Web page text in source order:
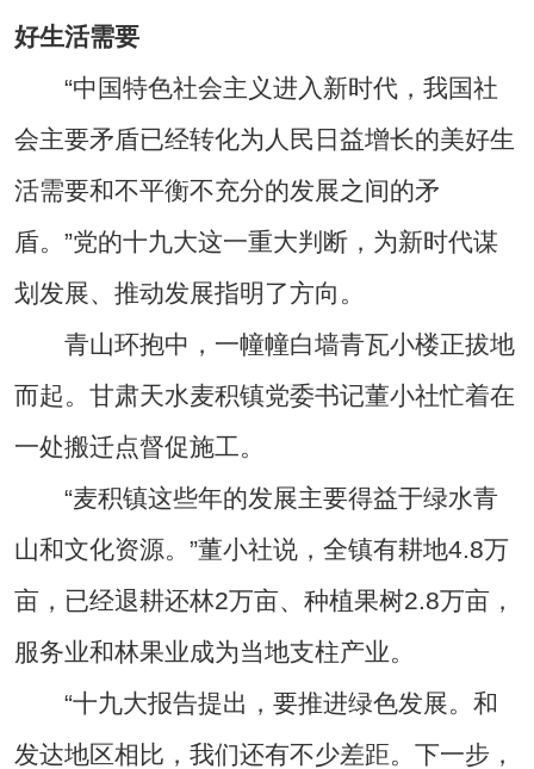
好生活需要
“中国特色社会主义进入新时代，我国社
会主要矛盾已经转化为人民日益增长的美好生
活需要和不平衡不充分的发展之间的矛
盾。”党的十九大这一重大判断，为新时代谋
划发展、推动发展指明了方向。
青山环抱中，一幢幢白墙青瓦小楼正拔地
而起。甘肃天水麦积镇党委书记董小社忙着在
一处搬迁点督促施工。
“麦积镇这些年的发展主要得益于绿水青
山和文化资源。”董小社说，全镇有耕地4.8万
亩，已经退耕还林2万亩、种植果树2.8万亩，
服务业和林果业成为当地支柱产业。
“十九大报告提出，要推进绿色发展。和
发达地区相比，我们还有不少差距。下一步，